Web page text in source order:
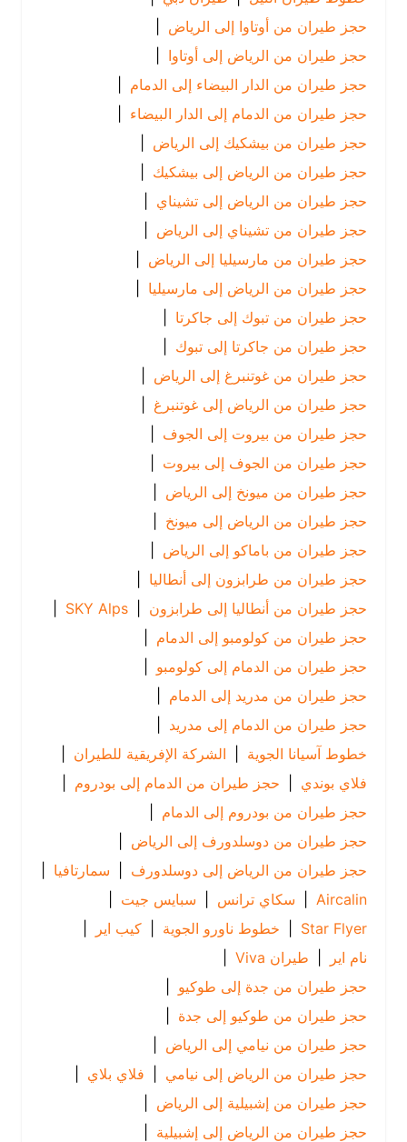
حجز طيران من أوتاوا إلى الرياض
|
حجز طيران من الرياض إلى أوتاوا |
حجز طيران من الدار البيضاء إلى الدمام
|
حجز طيران من الدمام إلى الدار البيضاء |
حجز طيران من بيشكيك إلى الرياض
|
حجز طيران من الرياض إلى بيشكيك |
حجز طيران من الرياض إلى تشيناي |
حجز طيران من تشيناي إلى الرياض
|
حجز طيران من مارسيليا إلى الرياض
|
حجز طيران من الرياض إلى مارسيليا |
حجز طيران من تبوك إلى جاكرتا
|
حجز طيران من جاكرتا إلى تبوك
|
حجز طيران من غوتنبرغ إلى الرياض
|
حجز طيران من الرياض إلى غوتنبرغ |
حجز طيران من بيروت إلى الجوف |
حجز طيران من الجوف إلى بيروت
|
حجز طيران من ميونخ إلى الرياض
|
حجز طيران من الرياض إلى ميونخ |
حجز طيران من باماكو إلى الرياض
|
حجز طيران من طرابزون إلى أنطاليا
|
حجز طيران من أنطاليا إلى طرابزون |
SKY Alps
|
حجز طيران من كولومبو إلى الدمام
|
حجز طيران من الدمام إلى كولومبو |
حجز طيران من مدريد إلى الدمام
|
حجز طيران من الدمام إلى مدريد |
خطوط آسيانا الجوية
| الشركة الإفريقية للطيران |
فلاي بوندي | حجز طيران من الدمام إلى بودروم |
حجز طيران من بودروم إلى الدمام
|
حجز طيران من دوسلدورف إلى الرياض
|
حجز طيران من الرياض إلى دوسلدورف | سمارتافيا
|
Aircalin
| سكاي ترانس | سبايس جيت
|
Star Flyer
| خطوط ناورو الجوية | كيب اير |
| طيران Viva
|
حجز طيران من جدة إلى طوكيو |
حجز طيران من طوكيو إلى جدة
حجز طيران من نيامي إلى الرياض
|
حجز طيران من الرياض إلى نيامي | فلاي بلاي
حجز طيران من إشبيلية إلى الرياض
|
حجز طيران من الرياض إلى إشبيلية |